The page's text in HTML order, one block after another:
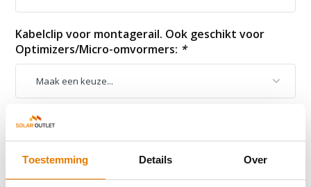
Toestemming Details Over
Kabelclip voor montagerail. Ook geschikt voor
Optimizers/Micro-omvormers: *
Vergelijk